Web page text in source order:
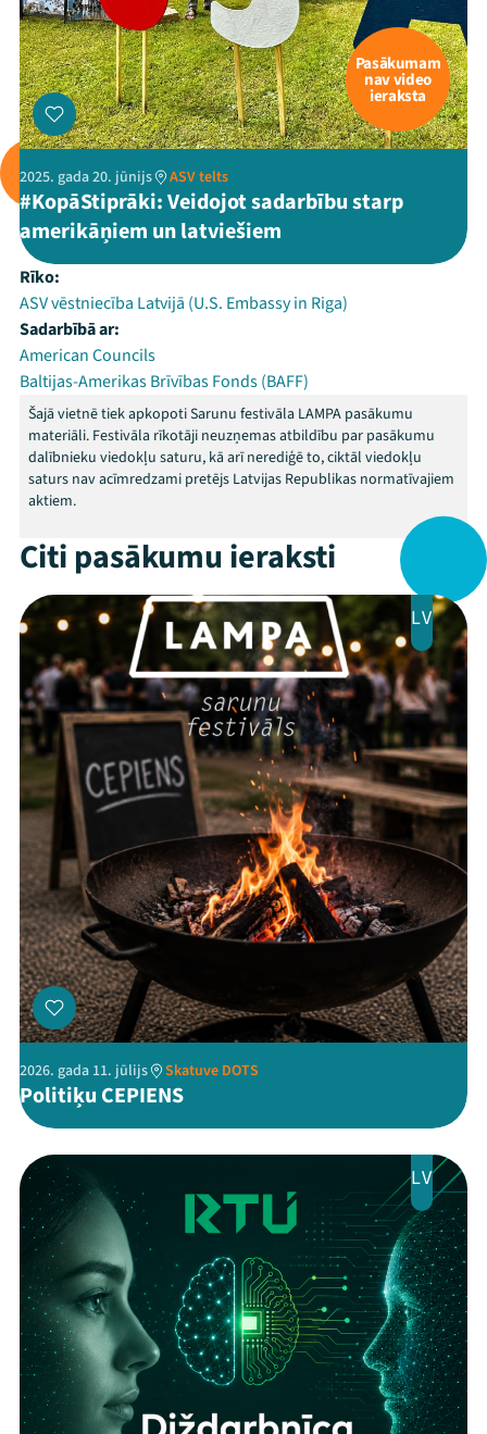
Mana programma
Festivāls
Programma
Arhīvs
Viņi bija LAMPĀ 2026
Jaunumi
Veikals
Kontakti
Pasākumam
nav video
ieraksta
2025. gada 20. jūnijs ASV telts
#KopāStiprāki: Veidojot sadarbību starp
amerikāņiem un latviešiem
Rīko:
ASV vēstniecība Latvijā (U.S. Embassy in Riga)
Sadarbībā ar:
American Councils
Baltijas-Amerikas Brīvības Fonds (BAFF)
Šajā vietnē tiek apkopoti Sarunu festivāla LAMPA pasākumu
materiāli. Festivāla rīkotāji neuzņemas atbildību par pasākumu
dalībnieku viedokļu saturu, kā arī nerediģē to, ciktāl viedokļu
saturs nav acīmredzami pretējs Latvijas Republikas normatīvajiem
aktiem.
Citi pasākumu ieraksti
LV
2026. gada 11. jūlijs Skatuve DOTS
Politiķu CEPIENS
LV